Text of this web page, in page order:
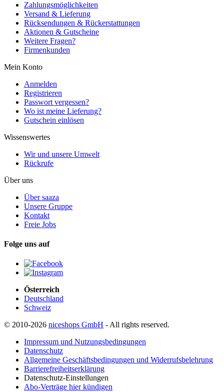
Zahlungsmöglichkeiten
Versand & Lieferung
Rücksendungen & Rückerstattungen
Aktionen & Gutscheine
Weitere Fragen?
Firmenkunden
Mein Konto
Anmelden
Registrieren
Passwort vergessen?
Wo ist meine Lieferung?
Gutschein einlösen
Wissenswertes
Wir und unsere Umwelt
Rückrufe
Über uns
Über saaza
Unsere Gruppe
Kontakt
Freie Jobs
Folge uns auf
Österreich
Deutschland
Schweiz
© 2010-2026 niceshops GmbH - All rights reserved.
Impressum und Nutzungsbedingungen
Datenschutz
Allgemeine Geschäftsbedingungen und Widerrufsbelehrung
Barrierefreiheitserklärung
Datenschutz-Einstellungen
Abo-Verträge hier kündigen